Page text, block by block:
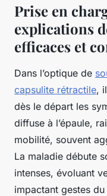
Prise en
explications
efficaces et
Dans l’optique de
capsulite rétractile,
dès le départ les
diffuse à l’épaule,
mobilité, souvent
La maladie débute
intenses, évoluant
impactant gestes